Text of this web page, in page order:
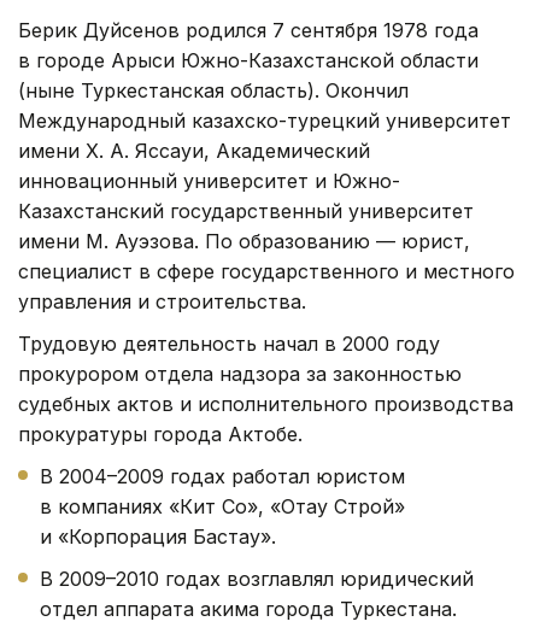
Берик Дуйсенов родился 7 сентября 1978 года
в городе Арыси Южно-Казахстанской области
(ныне Туркестанская область). Окончил
Международный казахско-турецкий университет
имени Х. А. Яссауи, Академический
инновационный университет и Южно-
Казахстанский государственный университет
имени М. Ауэзова. По образованию — юрист,
специалист в сфере государственного и местного
управления и строительства.
Трудовую деятельность начал в 2000 году
прокурором отдела надзора за законностью
судебных актов и исполнительного производства
прокуратуры города Актобе.
В 2004–2009 годах работал юристом
в компаниях «Кит Со», «Отау Строй»
и «Корпорация Бастау».
В 2009–2010 годах возглавлял юридический
отдел аппарата акима города Туркестана.